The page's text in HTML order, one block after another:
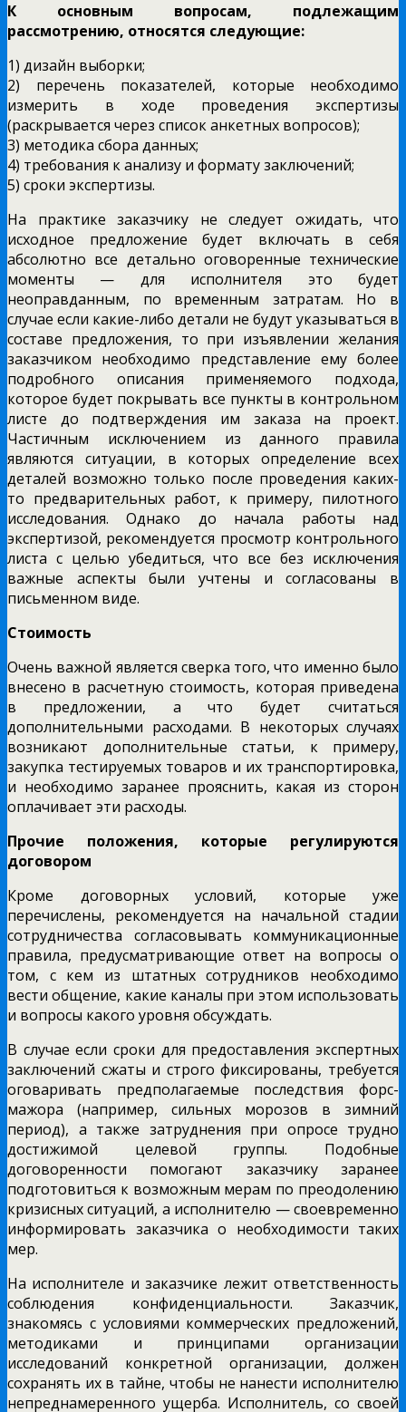
К основным вопросам, подлежащим
рассмотрению, относятся следующие:
1) дизайн выборки;
2) перечень показателей, которые необходимо
измерить в ходе проведения экспертизы
(раскрывается через список анкетных вопросов);
3) методика сбора данных;
4) требования к анализу и формату заключений;
5) сроки экспертизы.
На практике заказчику не следует ожидать, что
исходное предложение будет включать в себя
абсолютно все детально оговоренные технические
моменты — для исполнителя это будет
неоправданным, по временным затратам. Но в
случае если какие-либо детали не будут указываться в
составе предложения, то при изъявлении желания
заказчиком необходимо представление ему более
подробного описания применяемого подхода,
которое будет покрывать все пункты в контрольном
листе до подтверждения им заказа на проект.
Частичным исключением из данного правила
являются ситуации, в которых определение всех
деталей возможно только после проведения каких-
то предварительных работ, к примеру, пилотного
исследования. Однако до начала работы над
экспертизой, рекомендуется просмотр контрольного
листа с целью убедиться, что все без исключения
важные аспекты были учтены и согласованы в
письменном виде.
Стоимость
Очень важной является сверка того, что именно было
внесено в расчетную стоимость, которая приведена
в предложении, а что будет считаться
дополнительными расходами. В некоторых случаях
возникают дополнительные статьи, к примеру,
закупка тестируемых товаров и их транспортировка,
и необходимо заранее прояснить, какая из сторон
оплачивает эти расходы.
Прочие положения, которые регулируются
договором
Кроме договорных условий, которые уже
перечислены, рекомендуется на начальной стадии
сотрудничества согласовывать коммуникационные
правила, предусматривающие ответ на вопросы о
том, с кем из штатных сотрудников необходимо
вести общение, какие каналы при этом использовать
и вопросы какого уровня обсуждать.
В случае если сроки для предоставления экспертных
заключений сжаты и строго фиксированы, требуется
оговаривать предполагаемые последствия форс-
мажора (например, сильных морозов в зимний
период), а также затруднения при опросе трудно
достижимой целевой группы. Подобные
договоренности помогают заказчику заранее
подготовиться к возможным мерам по преодолению
кризисных ситуаций, а исполнителю — своевременно
информировать заказчика о необходимости таких
мер.
На исполнителе и заказчике лежит ответственность
соблюдения конфиденциальности. Заказчик,
знакомясь с условиями коммерческих предложений,
методиками и принципами организации
исследований конкретной организации, должен
сохранять их в тайне, чтобы не нанести исполнителю
непреднамеренного ущерба. Исполнитель, со своей